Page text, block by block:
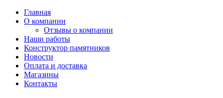
Главная
О компании
Отзывы о компании
Наши работы
Конструктор памятников
Новости
Оплата и доставка
Магазины
Контакты